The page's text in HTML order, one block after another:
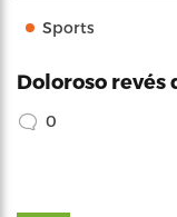
Sports
Doloroso revés
0